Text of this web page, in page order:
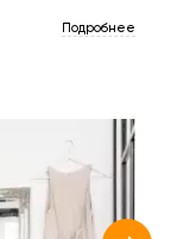
Подробнее